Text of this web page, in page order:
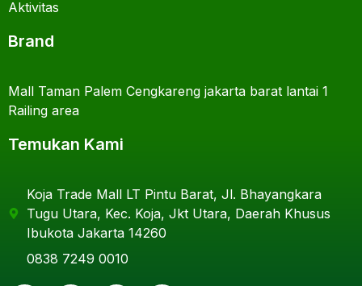
Aktivitas
Brand
Mall Taman Palem Cengkareng jakarta barat lantai 1
Railing area
Temukan Kami
Koja Trade Mall LT Pintu Barat, Jl. Bhayangkara
Tugu Utara, Kec. Koja, Jkt Utara, Daerah Khusus
Ibukota Jakarta 14260
0838 7249 0010